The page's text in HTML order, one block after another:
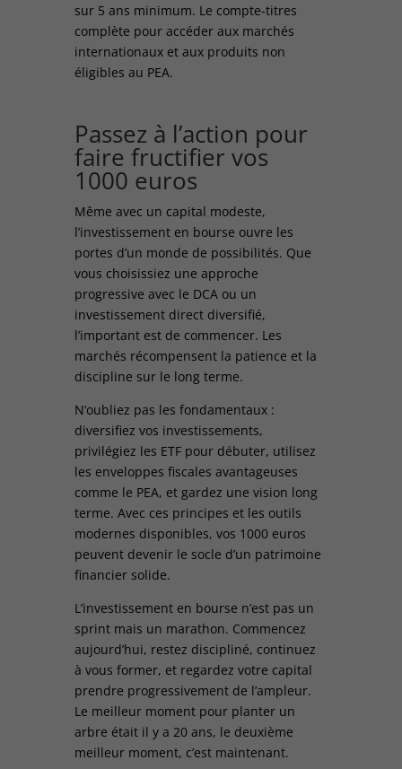
sur 5 ans minimum. Le compte-titres
complète pour accéder aux marchés
internationaux et aux produits non
éligibles au PEA.
Passez à l’action pour
faire fructifier vos
1000 euros
Même avec un capital modeste,
l’investissement en bourse ouvre les
portes d’un monde de possibilités. Que
vous choisissiez une approche
progressive avec le DCA ou un
investissement direct diversifié,
l’important est de commencer. Les
marchés récompensent la patience et la
discipline sur le long terme.
N’oubliez pas les fondamentaux :
diversifiez vos investissements,
privilégiez les ETF pour débuter, utilisez
les enveloppes fiscales avantageuses
comme le PEA, et gardez une vision long
terme. Avec ces principes et les outils
modernes disponibles, vos 1000 euros
peuvent devenir le socle d’un patrimoine
financier solide.
L’investissement en bourse n’est pas un
sprint mais un marathon. Commencez
aujourd’hui, restez discipliné, continuez
à vous former, et regardez votre capital
prendre progressivement de l’ampleur.
Le meilleur moment pour planter un
arbre était il y a 20 ans, le deuxième
meilleur moment, c’est maintenant.